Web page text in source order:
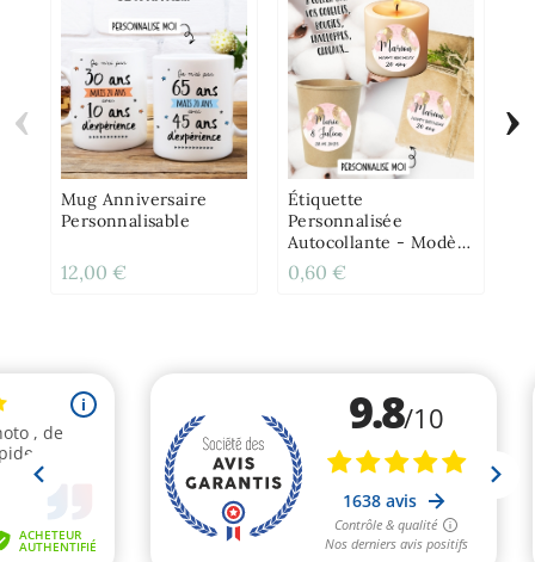
Mug Anniversaire
Personnalisable
12,00 €
Étiquette
Personnalisée
Autocollante - Modèle
Ballon Doré Et Rose
0,60 €
‹ ›